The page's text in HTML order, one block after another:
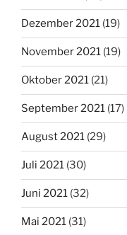
Dezember 2021 (19)
November 2021 (19)
Oktober 2021 (21)
September 2021 (17)
August 2021 (29)
Juli 2021 (30)
Juni 2021 (32)
Mai 2021 (31)